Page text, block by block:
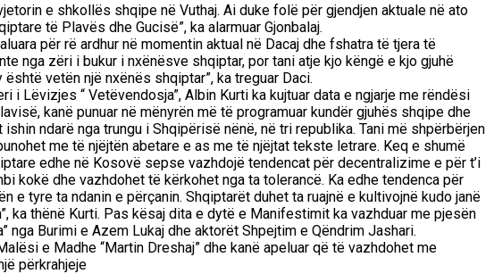
e shkollës shqipe në Vuthaj. Ai duke folë për gjendjen aktuale në ato
të Plavës dhe Gucisë”, ka alarmuar Gjonbalaj.
për rë ardhur në momentin aktual në Dacaj dhe fshatra të tjera të
nga zëri i bukur i nxënësve shqiptar, por tani atje kjo këngë e kjo gjuhë
vetën një nxënës shqiptar”, ka treguar Daci.
“ Vetëvendosja”, Albin Kurti ka kujtuar data e ngjarje me rëndësi
kanë punuar në mënyrën më të programuar kundër gjuhës shqipe dhe
ndarë nga trungu i Shqipërisë nënë, në tri republika. Tani më shpërbërjen
me të njëjtën abetare e as me të njëjtat tekste letrare. Keq e shumë
edhe në Kosovë sepse vazhdojë tendencat për decentralizime e për t’i
kokë dhe vazhdohet të kërkohet nga ta tolerancë. Ka edhe tendenca për
tyre ta ndanin e përçanin. Shqiptarët duhet ta ruajnë e kultivojnë kudo janë
ka thënë Kurti. Pas kësaj dita e dytë e Manifestimit ka vazhduar me pjesën
Burimi e Azem Lukaj dhe aktorët Shpejtim e Qëndrim Jashari.
e Madhe “Martin Dreshaj” dhe kanë apeluar që të vazhdohet me
përkrahjeje